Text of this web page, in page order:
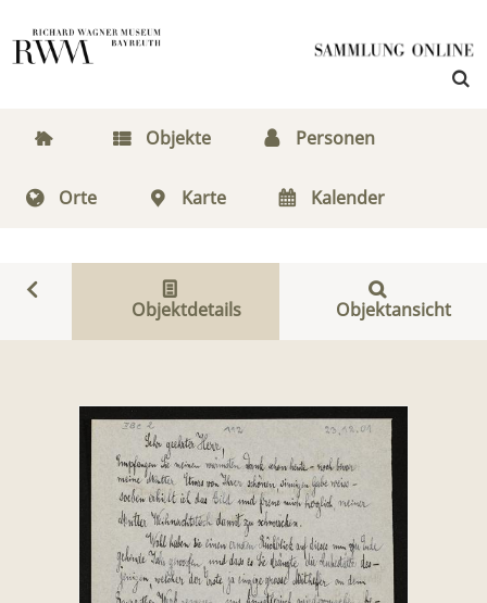
Objekte Personen
Orte Karte Kalender
Objektdetails Objektansicht